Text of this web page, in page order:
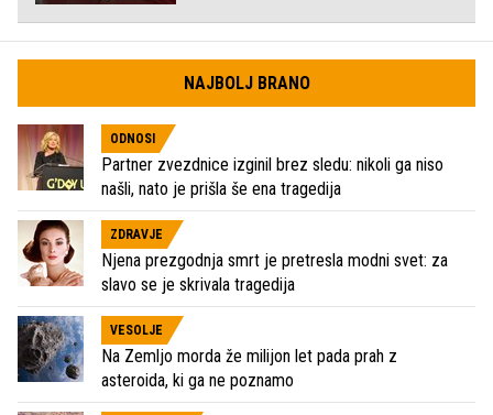
NAJBOLJ BRANO
ODNOSI
Partner zvezdnice izginil brez sledu: nikoli ga niso
našli, nato je prišla še ena tragedija
ZDRAVJE
Njena prezgodnja smrt je pretresla modni svet: za
slavo se je skrivala tragedija
VESOLJE
Na Zemljo morda že milijon let pada prah z
asteroida, ki ga ne poznamo